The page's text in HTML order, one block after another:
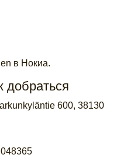
в Нокиа.
добраться
600, 38130